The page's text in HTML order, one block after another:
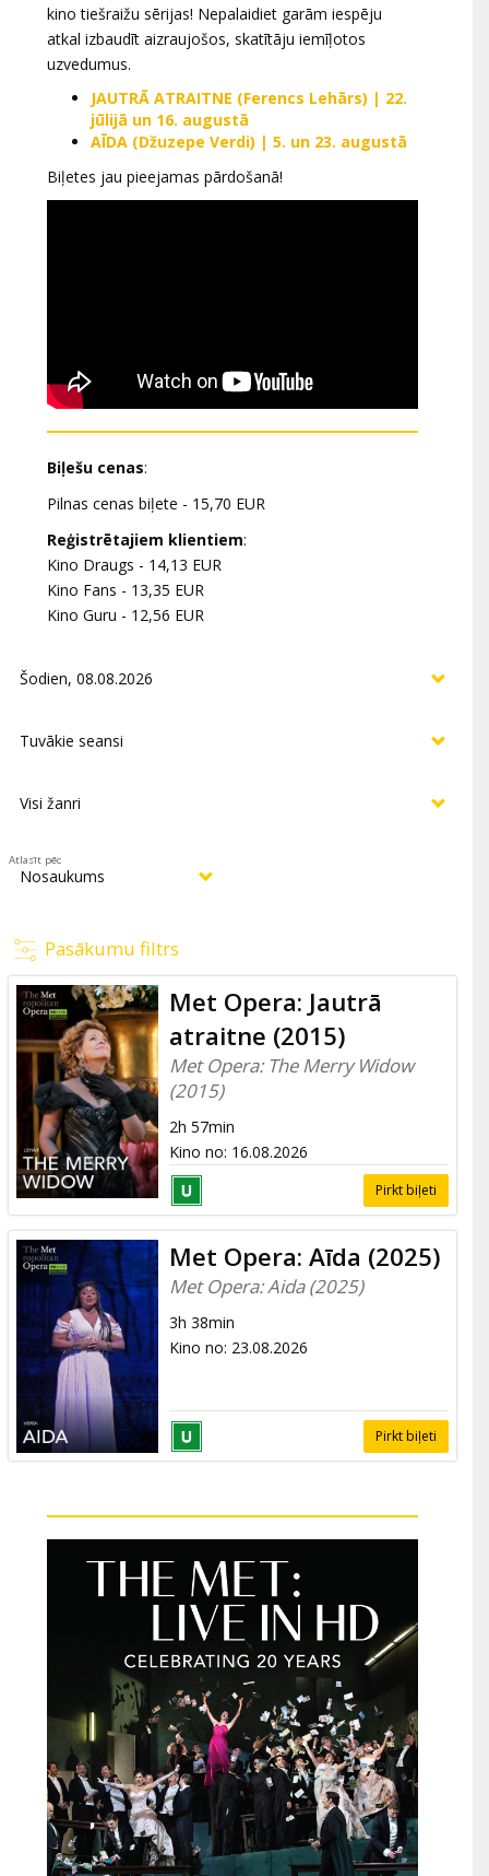
kino tiešraižu sērijas! Nepalaidiet garām iespēju
atkal izbaudīt aizraujošos, skatītāju iemīļotos
uzvedumus.
JAUTRĀ ATRAITNE (Ferencs Lehārs) | 22.
jūlijā un 16. augustā
AĪDA (Džuzepe Verdi) | 5. un 23. augustā
Biļetes jau pieejamas pārdošanā!
Biļešu cenas:
Pilnas cenas biļete - 15,70 EUR
Reģistrētajiem klientiem:
Kino Draugs - 14,13 EUR
Kino Fans - 13,35 EUR
Kino Guru - 12,56 EUR
Atlasīt pēc
Pasākumu filtrs
Met Opera: Jautrā
atraitne (2015)
Met Opera: The Merry Widow
(2015)
2h 57min
Kino no: 16.08.2026
Pirkt biļeti
Met Opera: Aīda (2025)
Met Opera: Aida (2025)
3h 38min
Kino no: 23.08.2026
Pirkt biļeti